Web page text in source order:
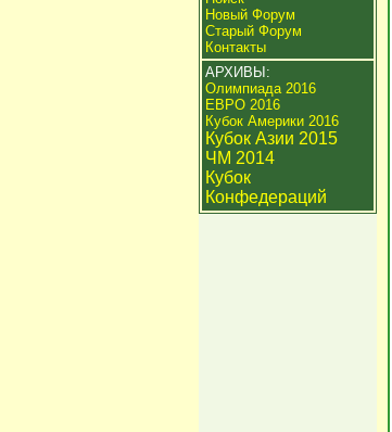
Новый Форум
Старый Форум
Контакты
АРХИВЫ:
Олимпиада 2016
ЕВРО 2016
Кубок Америки 2016
Кубок Азии 2015
ЧМ 2014
Кубок
Конфедераций